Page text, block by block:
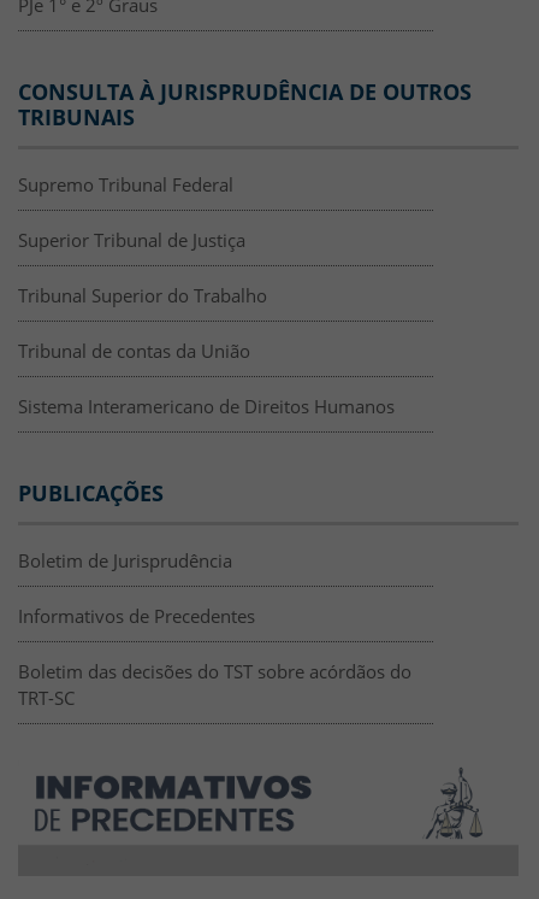
PJe 1° e 2º Graus
CONSULTA À JURISPRUDÊNCIA DE OUTROS
TRIBUNAIS
Supremo Tribunal Federal
Superior Tribunal de Justiça
Tribunal Superior do Trabalho
Tribunal de contas da União
Sistema Interamericano de Direitos Humanos
PUBLICAÇÕES
Boletim de Jurisprudência
Informativos de Precedentes
Boletim das decisões do TST sobre acórdãos do
TRT-SC
SEJUP - Informativos de Precedentes
Banners de divulgação